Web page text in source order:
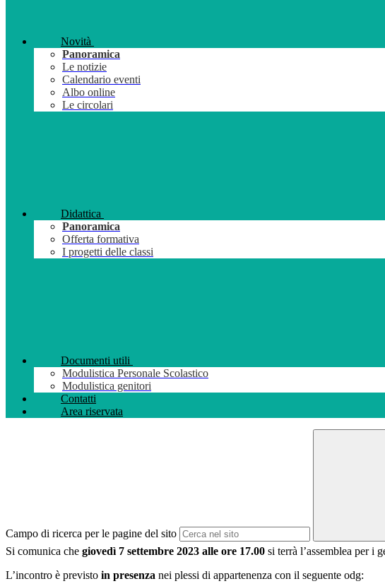
Novità
Panoramica
Le notizie
Calendario eventi
Albo online
Le circolari
Didattica
Panoramica
Offerta formativa
I progetti delle classi
Documenti utili
Modulistica Personale Scolastico
Modulistica genitori
Contatti
Area riservata
Campo di ricerca per le pagine del sito
Si comunica che giovedì 7 settembre 2023 alle ore 17.00 si terrà l’assemblea per i
L’incontro è previsto in presenza nei plessi di appartenenza con il seguente odg: